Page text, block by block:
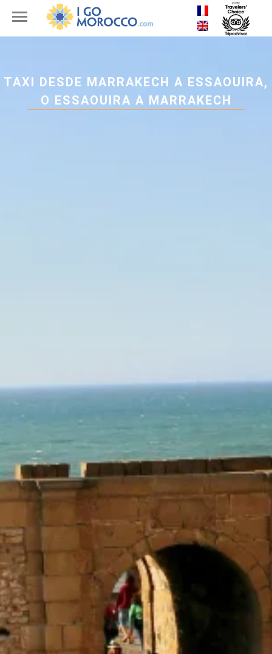
TAXI DESDE MARRAKECH A ESSAOUIRA,
O ESSAOUIRA A MARRAKECH